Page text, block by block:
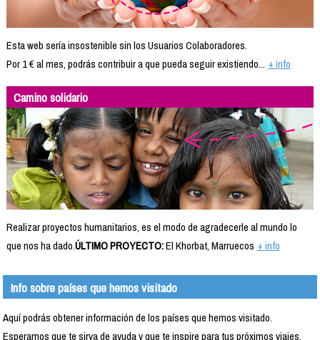
Esta web sería insostenible sin los Usuarios Colaboradores.
Por 1 € al mes, podrás contribuir a que pueda seguir existiendo... + info
Camino solidario
Realizar proyectos humanitarios, es el modo de agradecerle al mundo lo
que nos ha dado.ÚLTIMO PROYECTO:El Khorbat, Marruecos + info
Info sobre países que hemos visitado
Aquí podrás obtener información de los países que hemos visitado.
Esperamos que te sirva de ayuda y que te inspire para tus próximos viajes.